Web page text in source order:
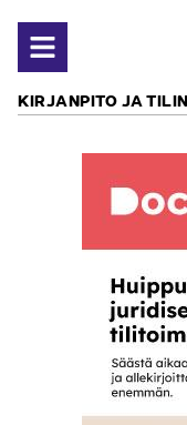
Avaa valikko
KIRJANPITO JA